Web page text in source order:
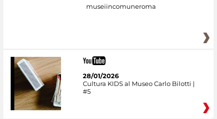
museiincomuneroma
28/01/2026
Cultura KIDS al Museo Carlo Bilotti |
#5